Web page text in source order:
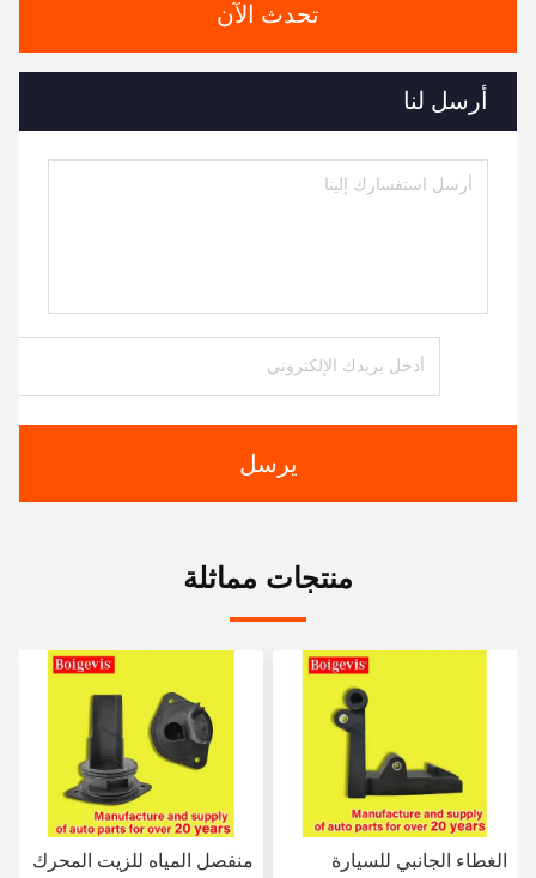
تحدث الآن
أرسل لنا
يرسل
منتجات مماثلة
الغطاء الجانبي للسيارة
منفصل المياه للزيت المحرك